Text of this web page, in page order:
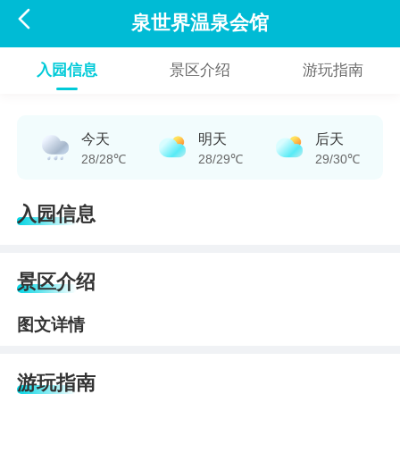
 泉世界温泉会馆
入园信息 景区介绍 游玩指南
今天
28/28℃
明天
28/29℃
后天
29/30℃
入园信息
景区介绍
图文详情
游玩指南